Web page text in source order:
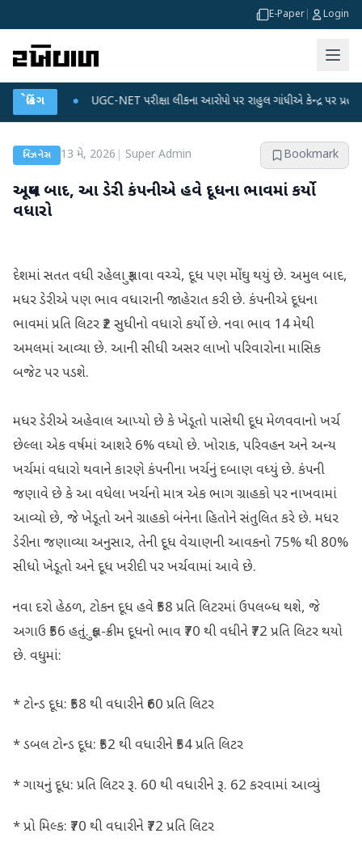
E-Paper Login
બ્રેકિંગ
પ્લાન UGC-NET પરીક્ષા લીકના આરોપો પર રાહુલ ગાંધીએ કેન્દ્ર પર પ્રહાર કર્યા
બિઝનેસ 13 મે, 2026 Super Admin Bookmark
અમૂલ બાદ, આ ડેરી કંપનીએ હવે દૂધના ભાવમાં કર્યો
વધારો
દેશમાં સતત વધી રહેલા ફુગાવા વચ્ચે, દૂધ પણ મોંઘુ થયું છે. અમુલ બાદ,
મધર ડેરીએ પણ ભાવ વધારાની જાહેરાત કરી છે. કંપનીએ દૂધના
ભાવમાં પ્રતિ લિટર ₹2 સુધીનો વધારો કર્યો છે. નવા ભાવ 14 મેથી
અમલમાં આવ્યા છે. આની સીધી અસર લાખો પરિવારોના માસિક
બજેટ પર પડશે.
મધર ડેરીએ અહેવાલ આપ્યો છે કે ખેડૂતો પાસેથી દૂધ મેળવવાનો ખર્ચ
છેલ્લા એક વર્ષમાં આશરે 6% વધ્યો છે. ખોરાક, પરિવહન અને અન્ય
ખર્ચમાં વધારો થવાને કારણે કંપનીના ખર્ચનું દબાણ વધ્યું છે. કંપની
જણાવે છે કે આ વધેલા ખર્ચનો માત્ર એક ભાગ ગ્રાહકો પર નાખવામાં
આવ્યો છે, જે ખેડૂતો અને ગ્રાહકો બંનેના હિતોને સંતુલિત કરે છે. મધર
ડેરીના જણાવ્યા અનુસાર, તેની દૂધ વેચાણની આવકનો 75% થી 80%
સીધો ખેડૂતો અને દૂધ ખરીદી પર ખર્ચવામાં આવે છે.
નવા દરો હેઠળ, ટોકન દૂધ હવે ₹58 પ્રતિ લિટરમાં ઉપલબ્ધ થશે, જે
અગાઉ ₹56 હતું. ફુલ-ક્રીમ દૂધનો ભાવ ₹70 થી વધીને ₹72 પ્રતિ લિટર થયો
છે. વધુમાં:
* ટોન્ડ દૂધ: ₹58 થી વધારીને ₹60 પ્રતિ લિટર
* ડબલ ટોન્ડ દૂધ: ₹52 થી વધારીને ₹54 પ્રતિ લિટર
* ગાયનું દૂધ: પ્રતિ લિટર રૂ. 60 થી વધારીને રૂ. 62 કરવામાં આવ્યું
* પ્રો મિલ્ક: ₹70 થી વધારીને ₹72 પ્રતિ લિટર